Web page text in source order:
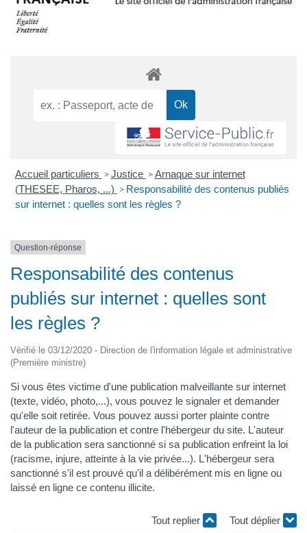
Accueil particuliers > Justice > Arnaque sur internet
(THESEE, Pharos, ...) > Responsabilité des contenus publiés
sur internet : quelles sont les règles ?
Question-réponse
Responsabilité des contenus
publiés sur internet : quelles sont
les règles ?
Vérifié le 03/12/2020 - Direction de l'information légale et administrative
(Première ministre)
Si vous êtes victime d'une publication malveillante sur internet
(texte, vidéo, photo,...), vous pouvez le signaler et demander
qu'elle soit retirée. Vous pouvez aussi porter plainte contre
l'auteur de la publication et contre l'hébergeur du site. L'auteur
de la publication sera sanctionné si sa publication enfreint la loi
(racisme, injure, atteinte à la vie privée...). L'hébergeur sera
sanctionné s'il est prouvé qu'il a délibérément mis en ligne ou
laissé en ligne ce contenu illicite.
Tout replier Tout déplier